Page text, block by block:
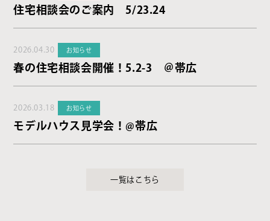
住宅相談会のご案内 5/23.24
2026.04.30 お知らせ
春の住宅相談会開催！5.2-3 ＠帯広
2026.03.18 お知らせ
モデルハウス見学会！@帯広
一覧はこちら